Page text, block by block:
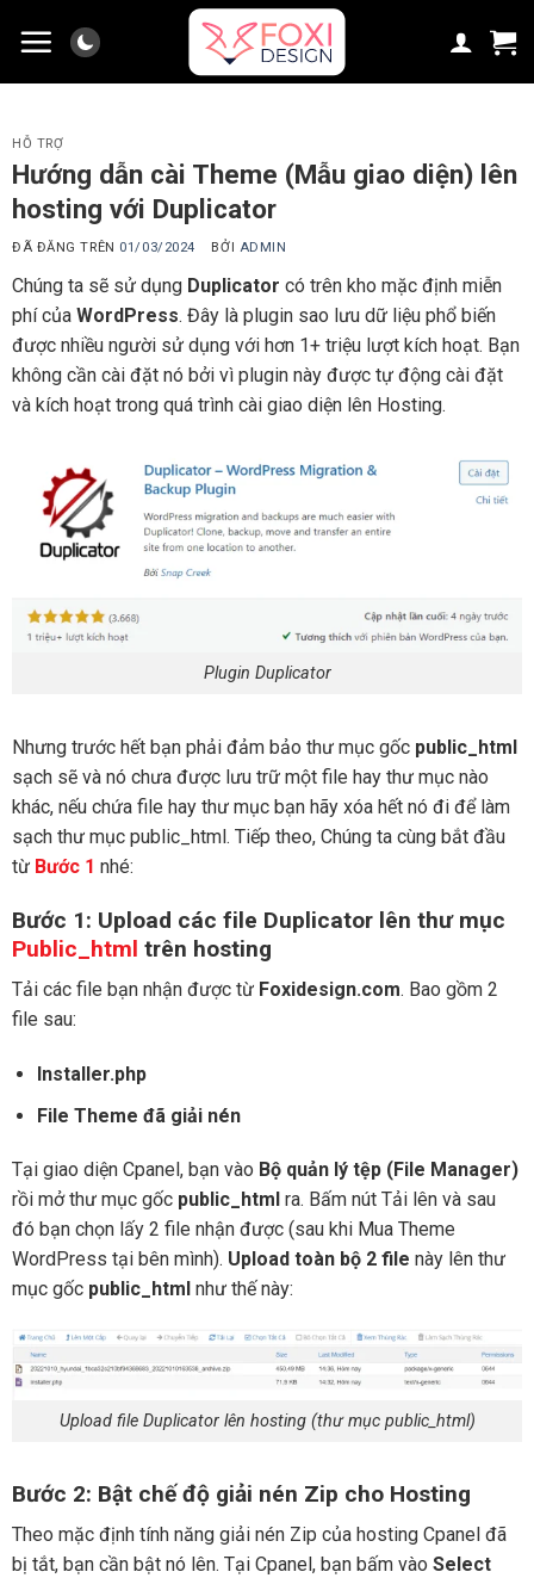
đến
HỖ TRỢ
Hướng dẫn cài Theme (Mẫu giao diện) lên
hosting với Duplicator
ĐÃ ĐĂNG TRÊN 01/03/2024 BỞI ADMIN
Chúng ta sẽ sử dụng Duplicator có trên kho mặc định miễn
phí của WordPress. Đây là plugin sao lưu dữ liệu phổ biến
được nhiều người sử dụng với hơn 1+ triệu lượt kích hoạt. Bạn
không cần cài đặt nó bởi vì plugin này được tự động cài đặt
và kích hoạt trong quá trình cài giao diện lên Hosting.
Plugin Duplicator
Nhưng trước hết bạn phải đảm bảo thư mục gốc public_html
sạch sẽ và nó chưa được lưu trữ một file hay thư mục nào
khác, nếu chứa file hay thư mục bạn hãy xóa hết nó đi để làm
sạch thư mục public_html. Tiếp theo, Chúng ta cùng bắt đầu
từ Bước 1 nhé:
Bước 1: Upload các file Duplicator lên thư mục
Public_html trên hosting
Tải các file bạn nhận được từ Foxidesign.com. Bao gồm 2
file sau:
Installer.php
File Theme đã giải nén
Tại giao diện Cpanel, bạn vào Bộ quản lý tệp (File Manager)
rồi mở thư mục gốc public_html ra. Bấm nút Tải lên và sau
đó bạn chọn lấy 2 file nhận được (sau khi Mua Theme
WordPress tại bên mình). Upload toàn bộ 2 file này lên thư
mục gốc public_html như thế này:
Upload file Duplicator lên hosting (thư mục public_html)
Bước 2: Bật chế độ giải nén Zip cho Hosting
Theo mặc định tính năng giải nén Zip của hosting Cpanel đã
bị tắt, bạn cần bật nó lên. Tại Cpanel, bạn bấm vào Select